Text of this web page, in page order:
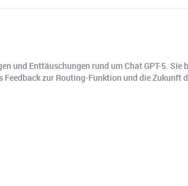
und Enttäuschungen rund um Chat GPT-5.
zur Routing-Funktion und die Zukunft